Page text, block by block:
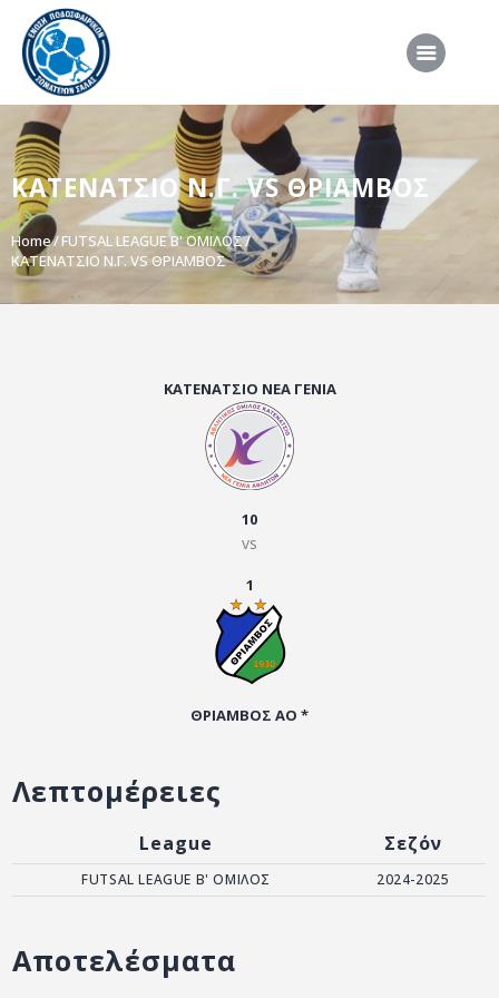
ΚΑΤΕΝΑΤΣΙΟ Ν.Γ. VS ΘΡΙΑΜΒΟΣ
Home FUTSAL LEAGUE B' ΟΜΙΛΟΣ
ΚΑΤΕΝΑΤΣΙΟ Ν.Γ. VS ΘΡΙΑΜΒΟΣ
ΑΡΧΙΚΗ
ΕΠΣΣ
ΔΙΟΡΓΑΝΩΣΕΙΣ
ΠΡΟΕΘΝΙΚΕΣ ΟΜΑΔΕΣ
ΔΙΑΙΤΗΣΙΑ
ΣΥΝΕΝΤΕΥΞΕΙΣ
ΚΑΤΕΝΑΤΣΙΟ ΝΕΑ ΓΕΝΙΑ
10
vs
1
ΘΡΙΑΜΒΟΣ ΑΟ *
Λεπτομέρειες
League Σεζόν
FUTSAL LEAGUE B' ΟΜΙΛΟΣ 2024-2025
Αποτελέσματα